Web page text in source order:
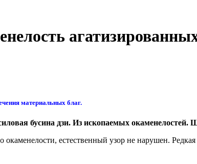
материальных благ.
бусина дзи. Из ископаемых
окаменелости, естественный узор не нарушен.